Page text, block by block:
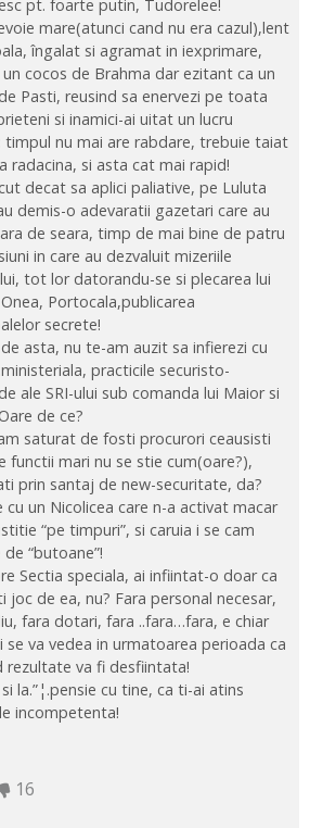
pt. foarte putin, Tudorelee!
mare(atunci cand nu era cazul),lent
îngalat si agramat in iexprimare,
cocos de Brahma dar ezitant ca un
Pasti, reusind sa enervezi pe toata
si inamici-ai uitat un lucru
timpul nu mai are rabdare, trebuie taiat
radacina, si asta cat mai rapid!
decat sa aplici paliative, pe Luluta
demis-o adevaratii gazetari care au
de seara, timp de mai bine de patru
in care au dezvaluit mizeriile
tot lor datorandu-se si plecarea lui
Portocala,publicarea
secrete!
asta, nu te-am auzit sa infierezi cu
practicile securisto-
ale SRI-ului sub comanda lui Maior si
de ce?
saturat de fosti procurori ceausisti
functii mari nu se stie cum(oare?),
prin santaj de new-securitate, da?
cu un Nicolicea care n-a activat macar
“pe timpuri”, si caruia i se cam
“butoane”!
Sectia speciala, ai infiintat-o doar ca
joc de ea, nu? Fara personal necesar,
fara dotari, fara ..fara…fara, e chiar
se va vedea in urmatoarea perioada ca
rezultate va fi desfiintata!
la.”¦.pensie cu tine, ca ti-ai atins
incompetenta!
16